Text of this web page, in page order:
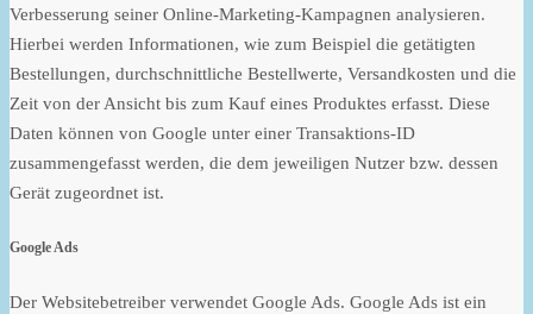
Verbesserung seiner Online-Marketing-Kampagnen analysieren.
Hierbei werden Informationen, wie zum Beispiel die getätigten
Bestellungen, durchschnittliche Bestellwerte, Versandkosten und die
Zeit von der Ansicht bis zum Kauf eines Produktes erfasst. Diese
Daten können von Google unter einer Transaktions-ID
zusammengefasst werden, die dem jeweiligen Nutzer bzw. dessen
Gerät zugeordnet ist.
Google Ads
Der Websitebetreiber verwendet Google Ads. Google Ads ist ein